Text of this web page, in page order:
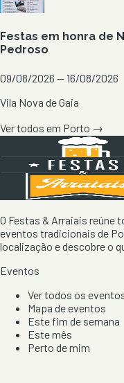
Festas em honra de
Pedroso
09/08/2026 — 16/08/2026
Vila Nova de Gaia
Ver todos em Porto →
O Festas & Arraiais reúne
eventos tradicionais de
localização e descobre o
Eventos
Ver todos os
Mapa de eventos
Este fim de semana
Este mês
Perto de mim